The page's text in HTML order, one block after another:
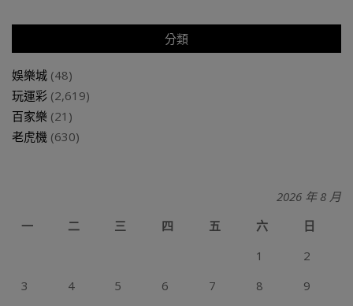
分類
娛樂城 (48)
玩運彩 (2,619)
百家樂 (21)
老虎機 (630)
2026 年 8 月
一
二 三 四 五 六
日
1
2
3
4 5 6 7 8
9